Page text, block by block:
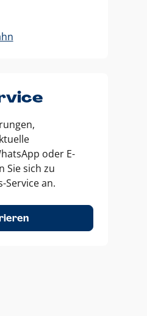
oder E-
Sie sich zu
Service an.